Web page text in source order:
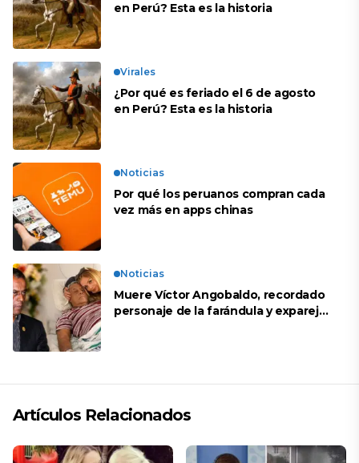
en Perú? Esta es la historia
Virales
¿Por qué es feriado el 6 de agosto
en Perú? Esta es la historia
Noticias
Por qué los peruanos compran cada
vez más en apps chinas
Noticias
Muere Víctor Angobaldo, recordado
personaje de la farándula y expareja
Artículos Relacionados